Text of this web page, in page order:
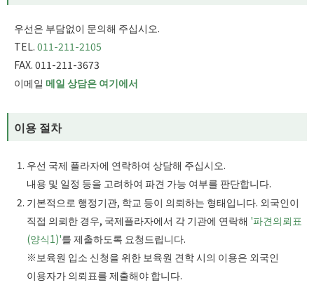
우선은 부담없이 문의해 주십시오.
TEL. 011-211-2105
FAX. 011-211-3673
이메일 메일 상담은 여기에서
이용 절차
우선 국제 플라자에 연락하여 상담해 주십시오.
내용 및 일정 등을 고려하여 파견 가능 여부를 판단합니다.
기본적으로 행정기관, 학교 등이 의뢰하는 형태입니다. 외국인이
직접 의뢰한 경우, 국제플라자에서 각 기관에 연락해 '파견의뢰표
(양식1)'를 제출하도록 요청드립니다.
※보육원 입소 신청을 위한 보육원 견학 시의 이용은 외국인
이용자가 의뢰표를 제출해야 합니다.